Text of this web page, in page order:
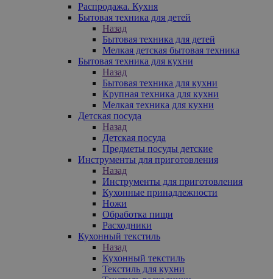
Распродажа. Кухня
Бытовая техника для детей
Назад
Бытовая техника для детей
Мелкая детская бытовая техника
Бытовая техника для кухни
Назад
Бытовая техника для кухни
Крупная техника для кухни
Мелкая техника для кухни
Детская посуда
Назад
Детская посуда
Предметы посуды детские
Инструменты для приготовления
Назад
Инструменты для приготовления
Кухонные принадлежности
Ножи
Обработка пищи
Расходники
Кухонный текстиль
Назад
Кухонный текстиль
Текстиль для кухни